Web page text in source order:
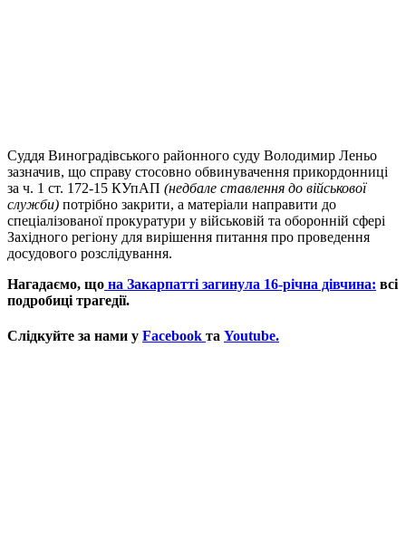
Суддя Виноградівського районного суду Володимир Леньо
зазначив, що справу стосовно обвинувачення прикордонниці
за ч. 1 ст. 172-15 КУпАП (недбале ставлення до військової
служби) потрібно закрити, а матеріали направити до
спеціалізованої прокуратури у військовій та оборонній сфері
Західного регіону для вирішення питання про проведення
досудового розслідування.
Нагадаємо, що на Закарпатті загинула 16-річна дівчина: всі
подробиці трагедії.
Слідкуйте за нами у Facebook та Youtube.